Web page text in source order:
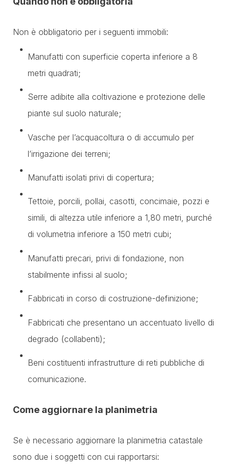
Non è obbligatorio per i seguenti immobili:
Manufatti con superficie coperta inferiore a 8
metri quadrati;
Serre adibite alla coltivazione e protezione delle
piante sul suolo naturale;
Vasche per l’acquacoltura o di accumulo per
l’irrigazione dei terreni;
Manufatti isolati privi di copertura;
Tettoie, porcili, pollai, casotti, concimaie, pozzi e
simili, di altezza utile inferiore a 1,80 metri, purché
di volumetria inferiore a 150 metri cubi;
Manufatti precari, privi di fondazione, non
stabilmente infissi al suolo;
Fabbricati in corso di costruzione-definizione;
Fabbricati che presentano un accentuato livello di
degrado (collabenti);
Beni costituenti infrastrutture di reti pubbliche di
comunicazione.
Come aggiornare la planimetria
Se è necessario aggiornare la planimetria catastale
sono due i soggetti con cui rapportarsi: